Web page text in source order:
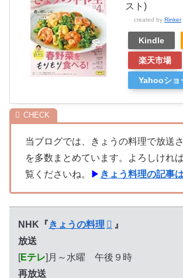
スト)
created by Rinker
Kindle
楽天市場
Yahooショ
当ブログでは、きょうの料理で放送
を多数まとめています。よろしけれ
覧くださいね。
▶ きょう料理の記事
NHK『きょうの料理
』
放送
[Eテレ]月～水曜 午後９時
再放送